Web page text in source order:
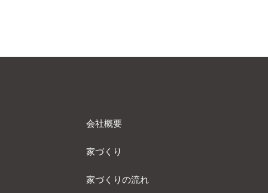
会社概要
家づくり
家づくりの流れ